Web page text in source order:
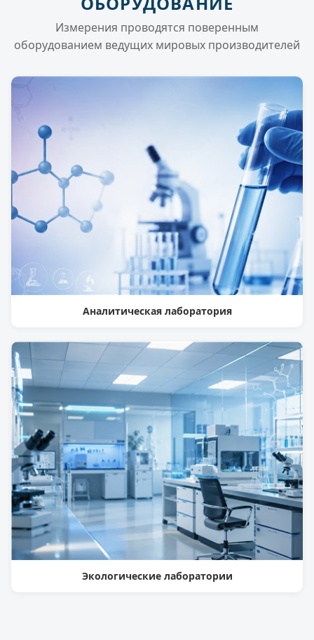
Измерения проводятся поверенным
оборудованием ведущих мировых производителей
Аналитическая лаборатория
Экологические лаборатории